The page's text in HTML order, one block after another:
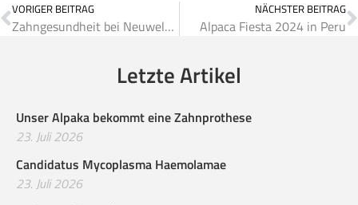
VORIGER BEITRAG
Zahngesundheit bei Neuweltkameliden
NÄCHSTER BEITRAG
Alpaca Fiesta 2024 in Peru
Letzte Artikel
Unser Alpaka bekommt eine Zahnprothese
23. Juli 2026
Candidatus Mycoplasma Haemolamae
23. Juli 2026